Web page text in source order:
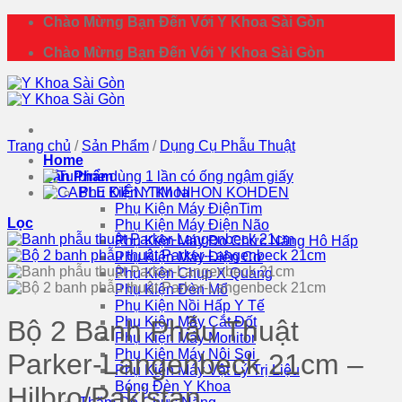
Chào Mừng Bạn Đến Với Y Khoa Sài Gòn
Chào Mừng Bạn Đến Với Y Khoa Sài Gòn
Home
Sản Phẩm
Phụ Kiện Y Khoa
Phụ Kiện Máy ĐiệnTim
Phụ Kiện Máy Điện Não
Phụ Kiện Máy Đo Chức Năng Hô Hấp
Phụ Kiện Máy Điện Cơ
Phụ Kiện Chụp X Quang
Phụ Kiện Đèn Mổ
Phụ Kiện Nồi Hấp Y Tế
Phụ Kiện Máy Cắt Đốt
Phụ Kiện Máy Monitor
Phụ Kiện Máy Nội Soi
Phụ Kiện Máy Vật Lý Trị Liệu
Bóng Đèn Y Khoa
Trang chủ / Sản Phẩm / Dụng Cụ Phẫu Thuật
Lọc
Bộ 2 Banh Phẫu Thuật
Parker-Langenbeck 21cm –